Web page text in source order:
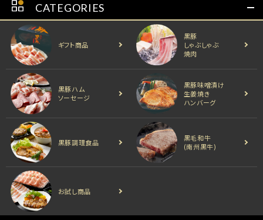
CATEGORIES
ギフト商品
黒豚
しゃぶしゃぶ
焼肉
黒豚ハム
ソーセージ
黒豚味噌漬け
生姜焼き
ハンバーグ
黒豚調理食品
黒毛和牛
(南州黒牛)
お試し商品